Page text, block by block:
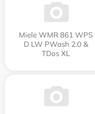
Miele WMR 861 WPS
D LW PWash 2.0 &
TDos XL